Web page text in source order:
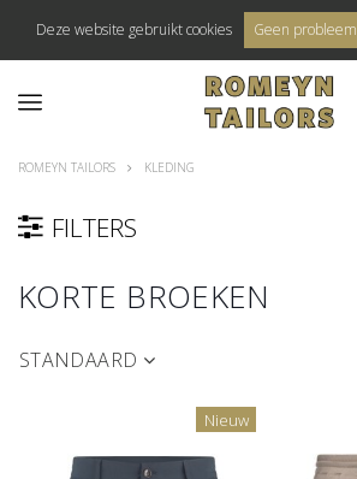
Deze website gebruikt cookies Geen probleem
ROMEYN TAILORS KLEDING
FILTERS
KORTE BROEKEN
STANDAARD
Nieuw